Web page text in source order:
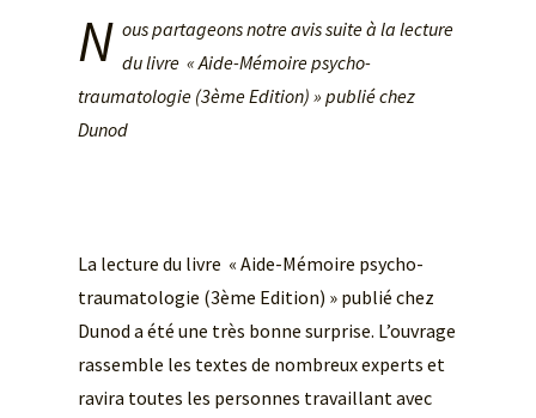
N ous partageons notre avis suite à la lecture
du livre « Aide-Mémoire psycho-
traumatologie (3ème Edition) » publié chez
Dunod
La lecture du livre « Aide-Mémoire psycho-
traumatologie (3ème Edition) » publié chez
Dunod a été une très bonne surprise. L’ouvrage
rassemble les textes de nombreux experts et
ravira toutes les personnes travaillant avec